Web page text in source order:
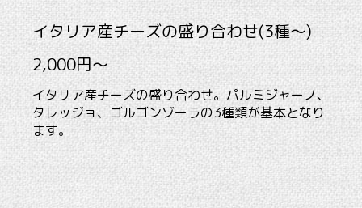
イタリア産チーズの盛り合わせ(3種～)
2,000円～
イタリア産チーズの盛り合わせ。パルミジャーノ、
タレッジョ、ゴルゴンゾーラの3種類が基本となり
ます。